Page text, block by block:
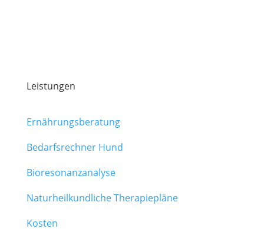
Leistungen
Ernährungsberatung
Bedarfsrechner Hund
Bioresonanzanalyse
Naturheilkundliche Therapiepläne
Kosten